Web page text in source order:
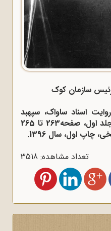
سازمان کوک
اسناد ساواک، سپهبد
حاجعلی کیا و سازمان کوک، جلد اول، صفحه263 تا 265
تعداد مشاهده: 3518